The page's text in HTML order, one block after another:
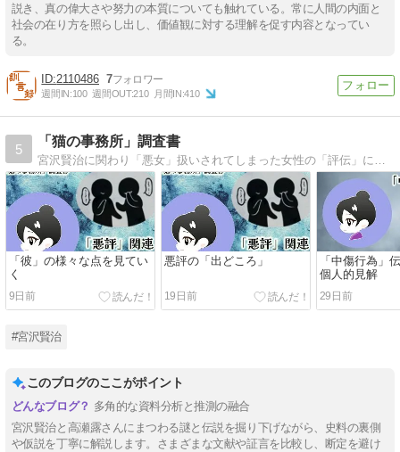
説き、真の偉大さや努力の本質についても触れている。常に人間の内面と
社会の在り方を照らし出し、価値観に対する理解を促す内容となってい
る。
2110486 7
週間IN:100 週間OUT:210 月間IN:410
5
「猫の事務所」調査書
「彼」の様々な点を見てい
く
9日前
悪評の「出どころ」
19日前
「中傷行為」
個人的見解
29日前
#宮沢賢治
このブログのここがポイント
多角的な資料分析と推測の融合
宮沢賢治と高瀬露さんにまつわる謎と伝説を掘り下げながら、史料の裏側
や仮説を丁寧に解説します。さまざまな文献や証言を比較し、断定を避け